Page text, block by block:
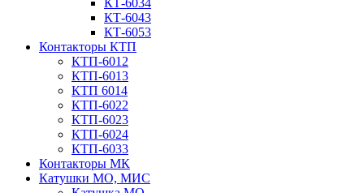
КТ-6034
КТ-6043
КТ-6053
Контакторы КТП
КТП-6012
КТП-6013
КТП 6014
КТП-6022
КТП-6023
КТП-6024
КТП-6033
Контакторы МК
Катушки МО, МИС